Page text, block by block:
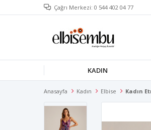
Çağrı Merkezi: 0 544 402 04 77
KADIN
Anasayfa Kadın Elbise Kadın